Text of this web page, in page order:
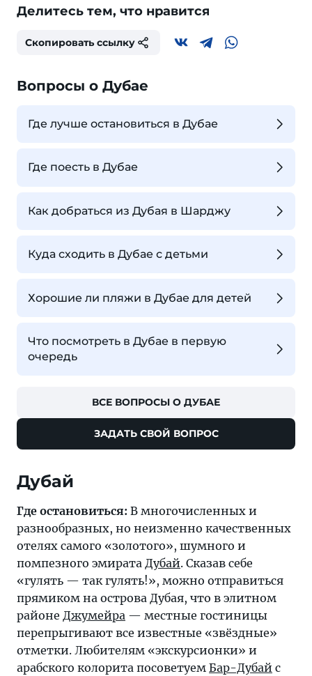
Делитесь тем, что нравится
Скопировать ссылку
Вопросы о Дубае
Где лучше остановиться в Дубае
Где поесть в Дубае
Как добраться из Дубая в Шарджу
Куда сходить в Дубае с детьми
Хорошие ли пляжи в Дубае для детей
Что посмотреть в Дубае в первую
очередь
ВСЕ ВОПРОСЫ О ДУБАЕ
ЗАДАТЬ СВОЙ ВОПРОС
Дубай
Где остановиться: В многочисленных и
разнообразных, но неизменно качественных
отелях самого «золотого», шумного и
помпезного эмирата Дубай. Сказав себе
«гулять — так гулять!», можно отправиться
прямиком на острова Дубая, что в элитном
районе Джумейра — местные гостиницы
перепрыгивают все известные «звёздные»
отметки. Любителям «экскурсионки» и
арабского колорита посоветуем Бар-Дубай с